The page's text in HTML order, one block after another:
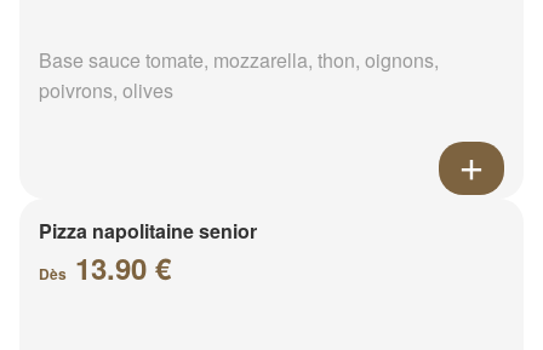
Base sauce tomate, mozzarella, thon, oignons,
poivrons, olives
Pizza napolitaine senior
Dès 13.90 €